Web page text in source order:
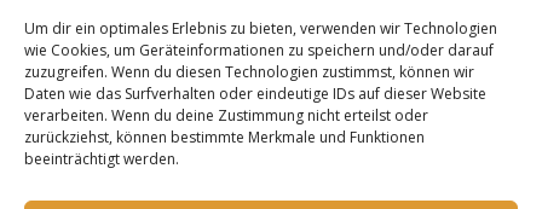
Um dir ein optimales Erlebnis zu bieten, verwenden wir Technologien
wie Cookies, um Geräteinformationen zu speichern und/oder darauf
zuzugreifen. Wenn du diesen Technologien zustimmst, können wir
Daten wie das Surfverhalten oder eindeutige IDs auf dieser Website
verarbeiten. Wenn du deine Zustimmung nicht erteilst oder
zurückziehst, können bestimmte Merkmale und Funktionen
beeinträchtigt werden.
Informationen
Sitemap